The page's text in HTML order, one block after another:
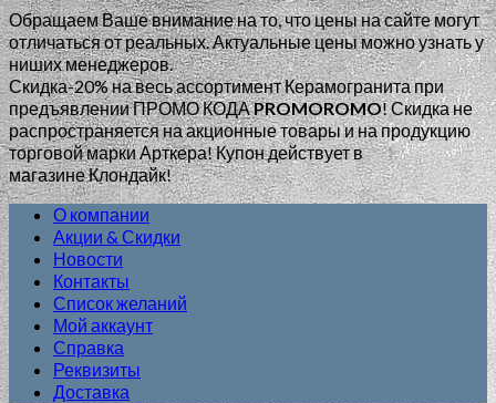
Обращаем Ваше внимание на то, что цены на сайте могут
отличаться от реальных. Актуальные цены можно узнать у
ниших менеджеров.
Скидка-20% на весь ассортимент Керамогранита при
предъявлении ПРОМО КОДАPROMOROMO!Скидка не
распространяется на акционные товары и на продукцию
торговой марки Арткера! Купон действует в
магазине Клондайк!
О компании
Акции & Скидки
Новости
Контакты
Список желаний
Мой аккаунт
Справка
Реквизиты
Доставка